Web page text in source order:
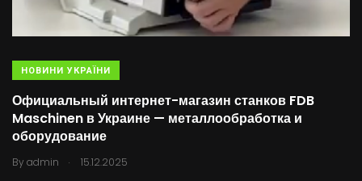
НОВИНИ УКРАЇНИ
Официальный интернет-магазин станков FDB
Maschinen в Украине — металлообработка и
оборудование
By admin . 15.12.2025